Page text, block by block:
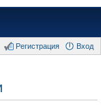
Вход
Регистрация